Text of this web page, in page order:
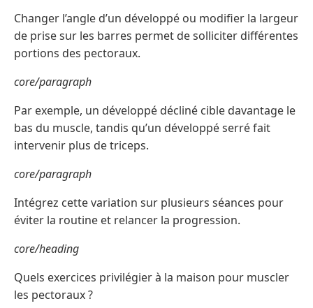
Changer l’angle d’un développé ou modifier la largeur
de prise sur les barres permet de solliciter différentes
portions des pectoraux.
core/paragraph
Par exemple, un développé décliné cible davantage le
bas du muscle, tandis qu’un développé serré fait
intervenir plus de triceps.
core/paragraph
Intégrez cette variation sur plusieurs séances pour
éviter la routine et relancer la progression.
core/heading
Quels exercices privilégier à la maison pour muscler
les pectoraux ?